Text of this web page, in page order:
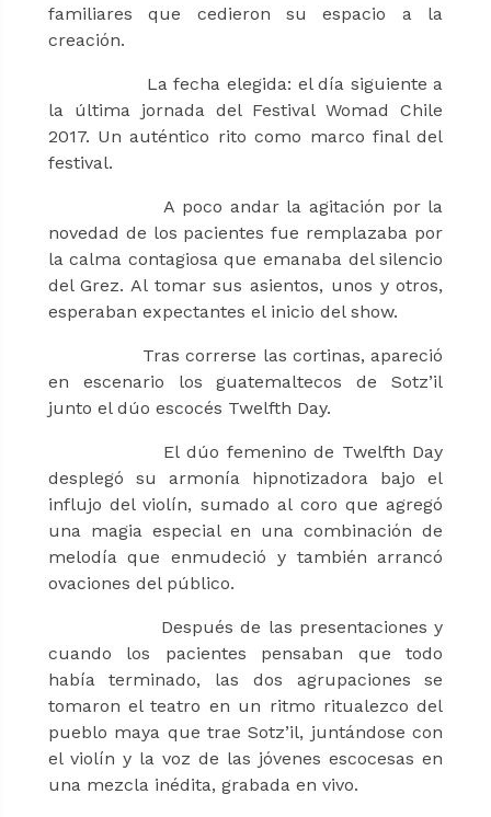
familiares que cedieron su espacio a la
creación.
La fecha elegida: el día siguiente a
la última jornada del Festival Womad Chile
2017. Un auténtico rito como marco final del
festival.
A poco andar la agitación por la
novedad de los pacientes fue remplazaba por
la calma contagiosa que emanaba del silencio
del Grez. Al tomar sus asientos, unos y otros,
esperaban expectantes el inicio del show.
Tras correrse las cortinas, apareció
en escenario los guatemaltecos de Sotz’il
junto el dúo escocés Twelfth Day.
El dúo femenino de Twelfth Day
desplegó su armonía hipnotizadora bajo el
influjo del violín, sumado al coro que agregó
una magia especial en una combinación de
melodía que enmudeció y también arrancó
ovaciones del público.
Después de las presentaciones y
cuando los pacientes pensaban que todo
había terminado, las dos agrupaciones se
tomaron el teatro en un ritmo ritualezco del
pueblo maya que trae Sotz’il, juntándose con
el violín y la voz de las jóvenes escocesas en
una mezcla inédita, grabada en vivo.